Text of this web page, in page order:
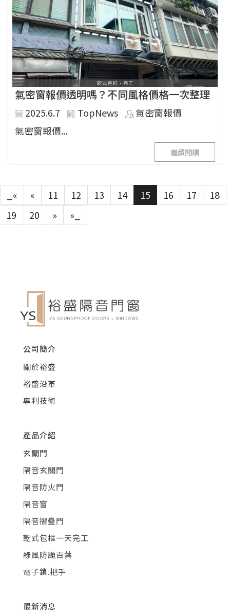
氣密窗報價透明嗎？不同風格價格一次整理
2025.6.7 TopNews
氣密窗報價
氣密窗報價...
繼續閱讀
_« « 11 12 13 14 15 16 17
18
19
20 » »_
公司簡介
關於裕盛
裕盛沿革
專利技術
產品介紹
玄關門
隔音玄關門
隔音防火門
隔音窗
隔音摺疊門
乾式包框一天完工
綠風防颱百葉
電子鎖.把手
最新消息